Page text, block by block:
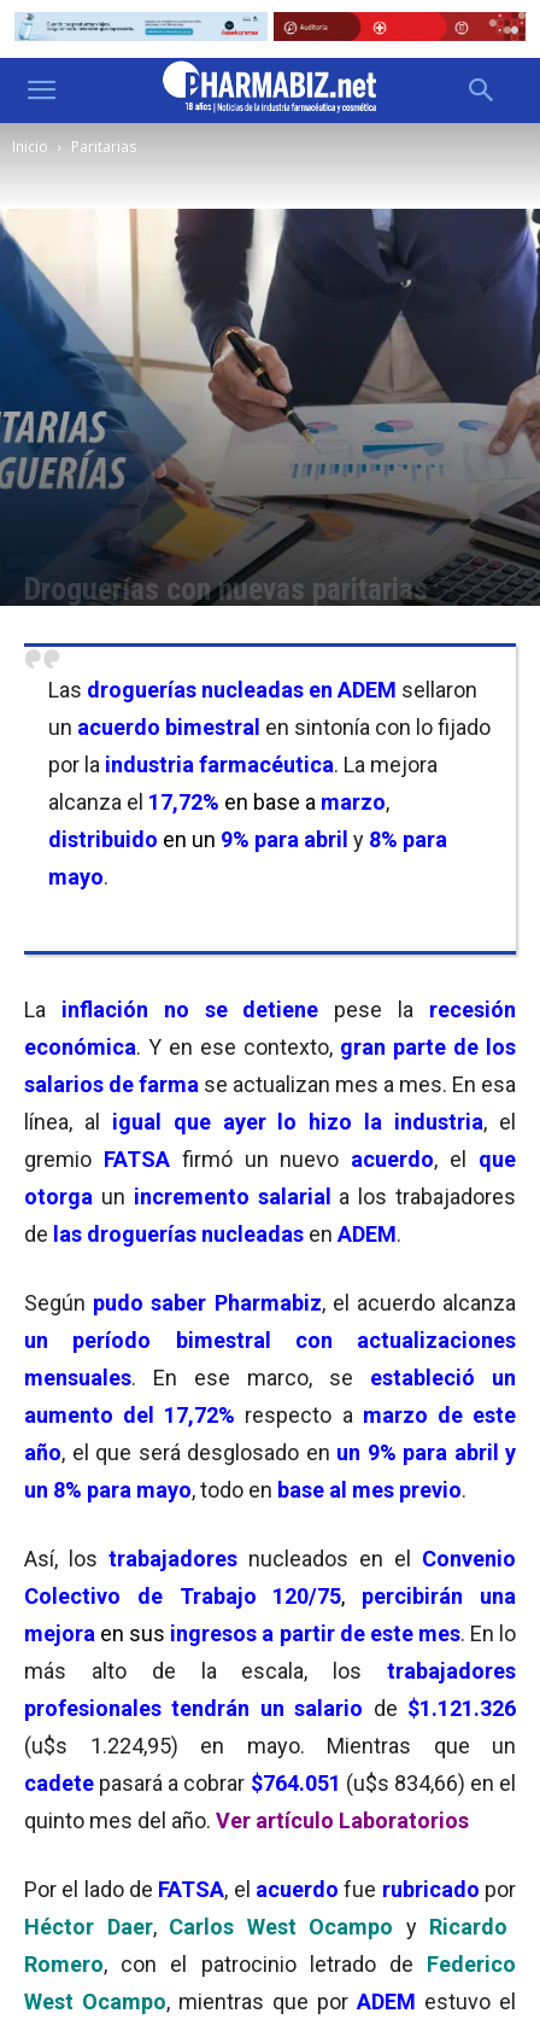
Inicio Paritarias
Droguerías con nuevas paritarias
Las droguerías nucleadas en ADEM sellaron
un acuerdo bimestral en sintonía con lo fijado
por la industria farmacéutica. La mejora
alcanza el 17,72% en base a marzo,
distribuido en un 9% para abril y 8% para
mayo.
La inflación no se detiene pese la recesión
económica. Y en ese contexto, gran parte de los
salarios de farma se actualizan mes a mes. En esa
línea, al
igual que ayer lo hizo la industria, el
gremio FATSA firmó un nuevo acuerdo, el
que
otorga un incremento salarial
a los trabajadores
de las droguerías nucleadas en ADEM.
Según pudo saber Pharmabiz, el acuerdo alcanza
un período bimestral con actualizaciones
mensuales. En ese marco, se estableció un
aumento del 17,72% respecto a marzo de este
año, el que será desglosado en un 9% para abril y
un 8% para mayo, todo en base al mes previo.
Así, los trabajadores nucleados en el Convenio
Colectivo de Trabajo 120/75, percibirán una
mejora en sus ingresos a partir de este mes. En lo
más alto de la escala, los trabajadores
profesionales tendrán un salario de $1.121.326
(u$s 1.224,95) en mayo. Mientras que un
cadete pasará a cobrar $764.051 (u$s 834,66) en el
quinto mes del año. Ver artículo Laboratorios
Por el lado de FATSA, el acuerdo fue rubricado por
Héctor Daer,Carlos West Ocampo y Ricardo
Romero, con el patrocinio letrado de Federico
West Ocampo, mientras que por ADEM estuvo el